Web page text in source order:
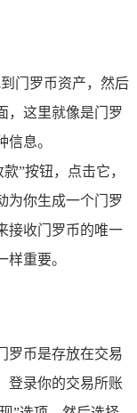
门罗币资产，然后
，这里就像是门罗
息。
”按钮，点击它，
为你生成一个门罗
接收门罗币的唯一
重要。
罗币是存放在交易
登录你的交易所账